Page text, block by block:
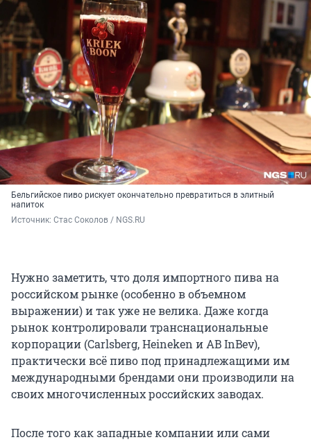
Бельгийское пиво рискует окончательно превратиться в элитный
напиток
Источник: Стас Соколов / NGS.RU
Нужно заметить, что доля импортного пива на
российском рынке (особенно в объемном
выражении) и так уже не велика. Даже когда
рынок контролировали транснациональные
корпорации (Carlsberg, Heineken и AB InBev),
практически всё пиво под принадлежащими им
международными брендами они производили на
своих многочисленных российских заводах.
После того как западные компании или сами